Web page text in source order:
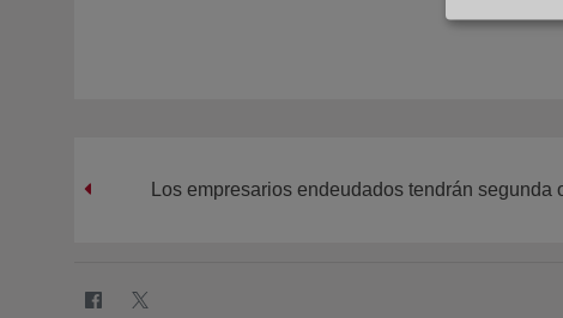
Los empresarios endeudados tendrán segunda